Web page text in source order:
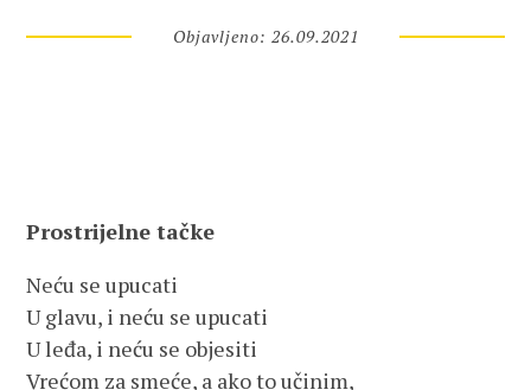
Objavljeno: 26.09.2021
Prostrijelne tačke
Neću se upucati
U glavu, i neću se upucati
U leđa, i neću se objesiti
Vrećom za smeće, a ako to učinim,